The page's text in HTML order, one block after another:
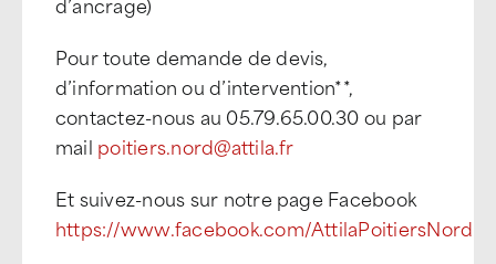
Pour toute demande de devis,
d’information ou d’intervention**,
contactez-nous au 05.79.65.00.30 ou par
mail poitiers.nord@attila.fr
Et suivez-nous sur notre page Facebook
https://www.facebook.com/AttilaPoitiersNord